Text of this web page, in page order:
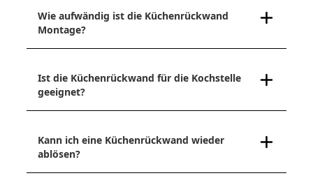
Wie aufwändig ist die Küchenrückwand
Montage?
Ist die Küchenrückwand für die Kochstelle
geeignet?
Kann ich eine Küchenrückwand wieder
ablösen?